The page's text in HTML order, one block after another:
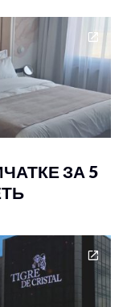
ЗА 5